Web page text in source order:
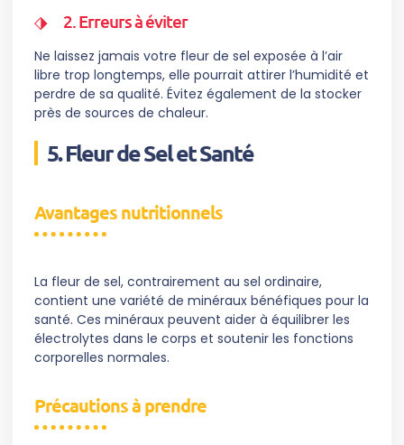
2. Erreurs à éviter
Ne laissez jamais votre fleur de sel exposée à l’air
libre trop longtemps, elle pourrait attirer l’humidité et
perdre de sa qualité. Évitez également de la stocker
près de sources de chaleur.
5. Fleur de Sel et Santé
Avantages nutritionnels
La fleur de sel, contrairement au sel ordinaire,
contient une variété de minéraux bénéfiques pour la
santé. Ces minéraux peuvent aider à équilibrer les
électrolytes dans le corps et soutenir les fonctions
corporelles normales.
Précautions à prendre